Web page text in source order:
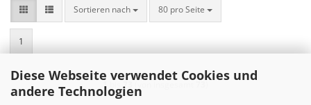
Diese Webseite verwendet Cookies und
andere Technologien
Sortieren nach
Sortieren nach 80 pro Seite
pro Seite
1
1 73